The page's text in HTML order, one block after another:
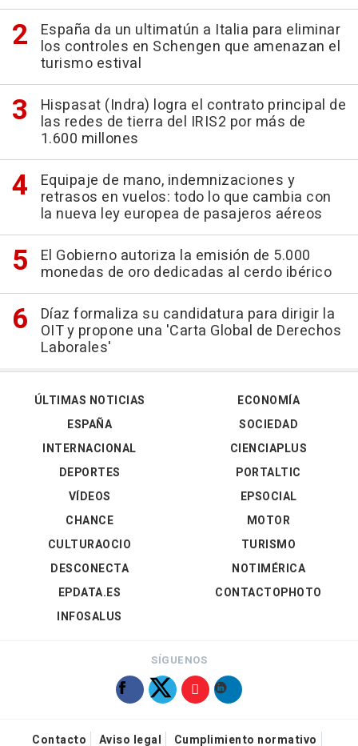
España da un ultimatún a Italia para eliminar
los controles en Schengen que amenazan el
turismo estival
Hispasat (Indra) logra el contrato principal de
las redes de tierra del IRIS2 por más de
1.600 millones
Equipaje de mano, indemnizaciones y
retrasos en vuelos: todo lo que cambia con
la nueva ley europea de pasajeros aéreos
El Gobierno autoriza la emisión de 5.000
monedas de oro dedicadas al cerdo ibérico
Díaz formaliza su candidatura para dirigir la
OIT y propone una 'Carta Global de Derechos
Laborales'
ÚLTIMAS NOTICIAS
ESPAÑA
INTERNACIONAL
DEPORTES
VÍDEOS
ECONOMÍA
SOCIEDAD
CIENCIAPLUS
PORTALTIC
EPSOCIAL
CHANCE
CULTURAOCIO
DESCONECTA
EPDATA.ES
INFOSALUS
MOTOR
TURISMO
NOTIMÉRICA
CONTACTOPHOTO
SÍGUENOS
Contacto Aviso legal Cumplimiento normativo